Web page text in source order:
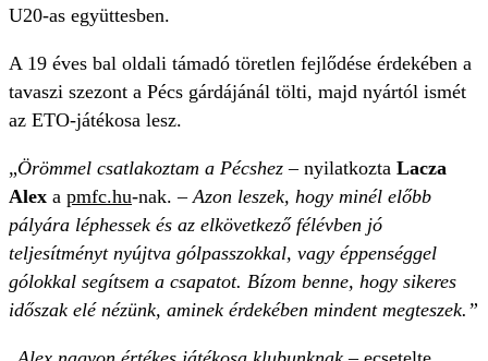
U20-as együttesben.
A 19 éves bal oldali támadó töretlen fejlődése érdekében a
tavaszi szezont a Pécs gárdájánál tölti, majd nyártól ismét
az ETO-játékosa lesz.
„Örömmel csatlakoztam a Pécshez – nyilatkozta Lacza
Alex a pmfc.hu-nak. –Azon leszek, hogy minél előbb
pályára léphessek és az elkövetkező félévben jó
teljesítményt nyújtva gólpasszokkal, vagy éppenséggel
gólokkal segítsem a csapatot. Bízom benne, hogy sikeres
időszak elé nézünk, aminek érdekében mindent megteszek.”